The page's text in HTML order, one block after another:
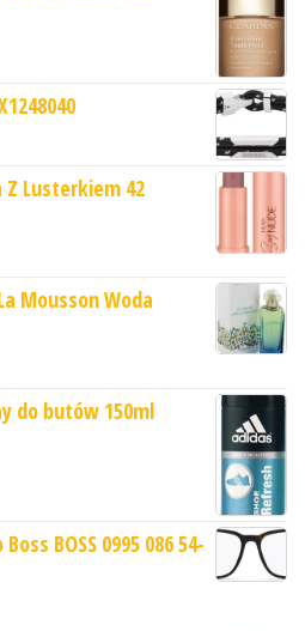
Z Lusterkiem 42
Mousson Woda
do butów 150ml
BOSS 0995 086 54-